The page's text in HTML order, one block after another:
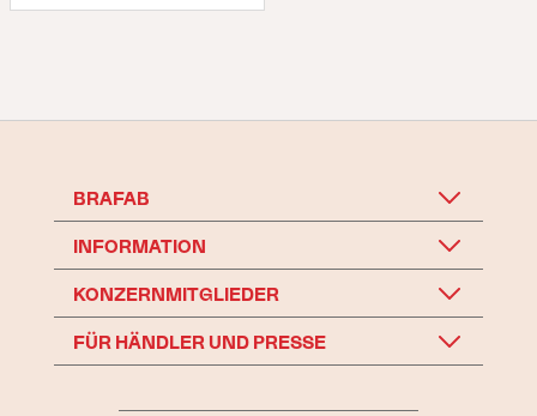
BRAFAB
INFORMATION
KONZERNMITGLIEDER
FÜR HÄNDLER UND PRESSE